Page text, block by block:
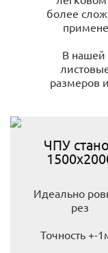
более
В нашей
размеров
ЧПУ
Идеально
рез
Точность +-